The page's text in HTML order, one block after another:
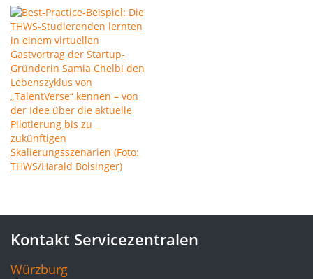
Kontakt Servicezentralen
Würzburg